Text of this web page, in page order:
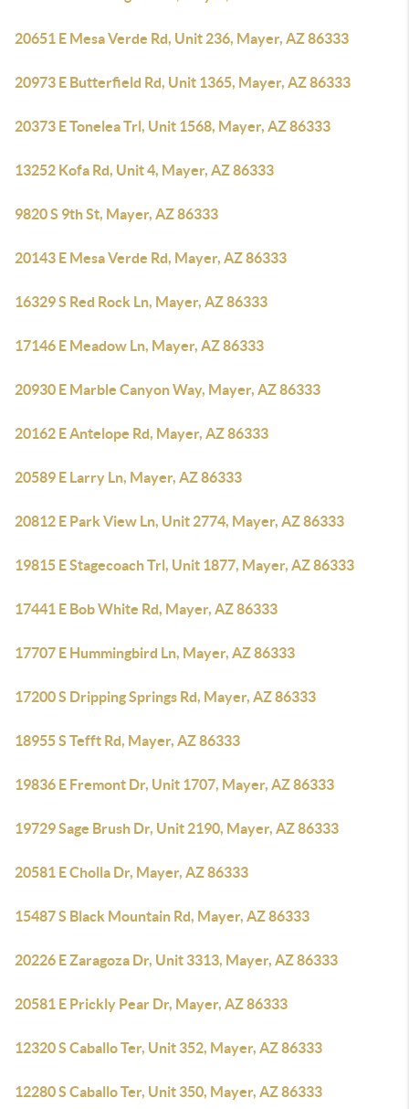
20651 E Mesa Verde Rd, Unit 236, Mayer, AZ 86333
20973 E Butterfield Rd, Unit 1365, Mayer, AZ 86333
20373 E Tonelea Trl, Unit 1568, Mayer, AZ 86333
13252 Kofa Rd, Unit 4, Mayer, AZ 86333
9820 S 9th St, Mayer, AZ 86333
20143 E Mesa Verde Rd, Mayer, AZ 86333
16329 S Red Rock Ln, Mayer, AZ 86333
17146 E Meadow Ln, Mayer, AZ 86333
20930 E Marble Canyon Way, Mayer, AZ 86333
20162 E Antelope Rd, Mayer, AZ 86333
20589 E Larry Ln, Mayer, AZ 86333
20812 E Park View Ln, Unit 2774, Mayer, AZ 86333
19815 E Stagecoach Trl, Unit 1877, Mayer, AZ 86333
17441 E Bob White Rd, Mayer, AZ 86333
17707 E Hummingbird Ln, Mayer, AZ 86333
17200 S Dripping Springs Rd, Mayer, AZ 86333
18955 S Tefft Rd, Mayer, AZ 86333
19836 E Fremont Dr, Unit 1707, Mayer, AZ 86333
19729 Sage Brush Dr, Unit 2190, Mayer, AZ 86333
20581 E Cholla Dr, Mayer, AZ 86333
15487 S Black Mountain Rd, Mayer, AZ 86333
20226 E Zaragoza Dr, Unit 3313, Mayer, AZ 86333
20581 E Prickly Pear Dr, Mayer, AZ 86333
12320 S Caballo Ter, Unit 352, Mayer, AZ 86333
12280 S Caballo Ter, Unit 350, Mayer, AZ 86333